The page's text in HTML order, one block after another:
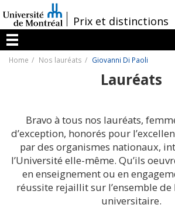
au
contenu
/Prix et distinctions
Menu
Home Nos lauréats Giovanni Di Paoli
Lauréats
Bravo à tous nos lauréats,
d’exception, honorés pour
par des organismes nationaux,
l’Université elle-même. Qu’ils
en enseignement ou en
réussite rejaillit sur l’ensemble
universitaire.